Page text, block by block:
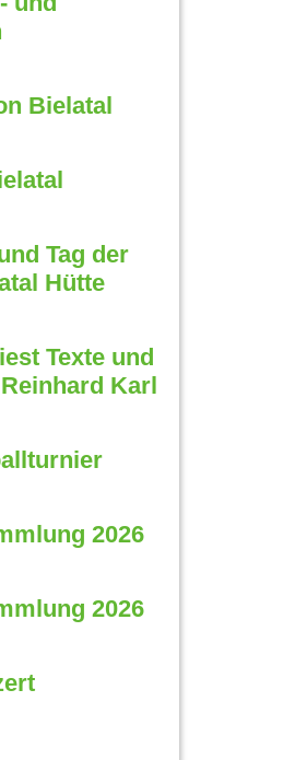
Bielatal
Tag der
Hütte
Texte und
Karl
2026
2026